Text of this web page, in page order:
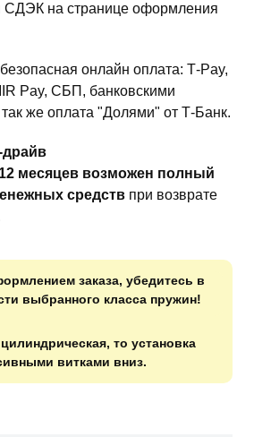
СДЭК на странице оформления
онлайн оплата: T‑Pay,
Pay, СБП, банковскими
же оплата "Долями" от Т-Банк.
драйв
12 месяцев возможен полный
средств при возврате
заказа, убедитесь в
выбранного класса пружин!
то установка
витками вниз.